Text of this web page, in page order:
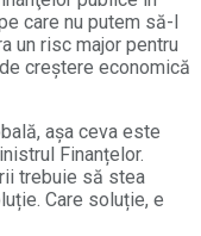
care nu putem să-l
un risc major pentru
creştere economică
aşa ceva este
Finanțelor.
trebuie să stea
Care soluție, e